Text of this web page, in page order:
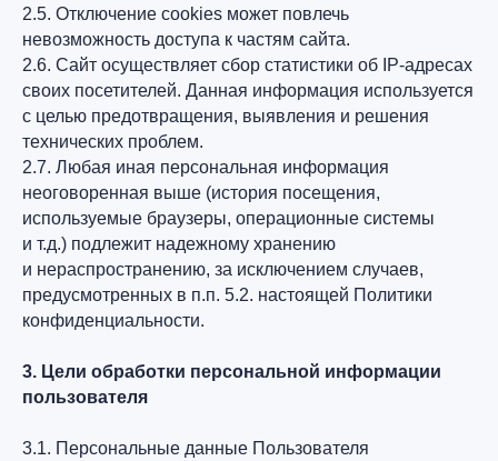
2.5. Отключение cookies может повлечь
невозможность доступа к частям сайта.
2.6. Сайт осуществляет сбор статистики об IP-адресах
своих посетителей. Данная информация используется
с целью предотвращения, выявления и решения
технических проблем.
2.7. Любая иная персональная информация
неоговоренная выше (история посещения,
используемые браузеры, операционные системы
и т.д.) подлежит надежному хранению
и нераспространению, за исключением случаев,
предусмотренных в п.п. 5.2. настоящей Политики
конфиденциальности.
3. Цели обработки персональной информации
пользователя
3.1. Персональные данные Пользователя